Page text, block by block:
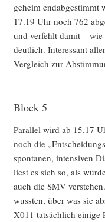
geheim end­ab­ge­stimmt
17.19 Uhr noch 762
und ver­fehlt damit –
deut­lich. Inter­es­sant
Ver­gleich zur
Block 5
Par­al­lel wird ab 15.17
noch die
spon­ta­nen, inten­si­ven
liest es sich so, als
auch die SMV
wuss­ten, über was sie
X011 tat­säch­lich eini­ge